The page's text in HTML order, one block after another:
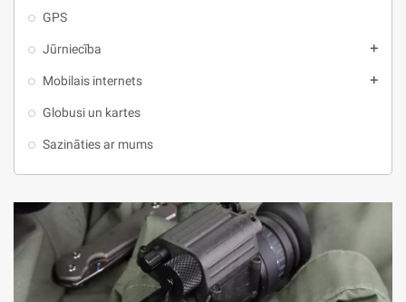
GPS
Jūrniecība add
Mobilais internets add
Globusi un kartes
Sazināties ar mums